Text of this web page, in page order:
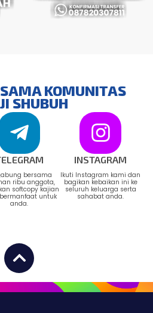
KOMUNITAS
SHUBUH
bersama
ribu anggota,
softcopy kajian
untuk
anda.
INSTAGRAM
Ikuti Instagram kami dan
bagikan kebaikan ini ke
seluruh keluarga serta
sahabat anda.